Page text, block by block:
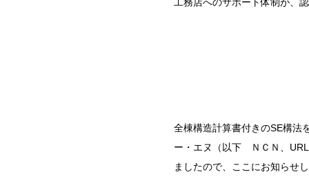
全棟構造計算書付きのSE構法
ー・エヌ（以下 ＮＣＮ、
ましたので、ここにお知らせ